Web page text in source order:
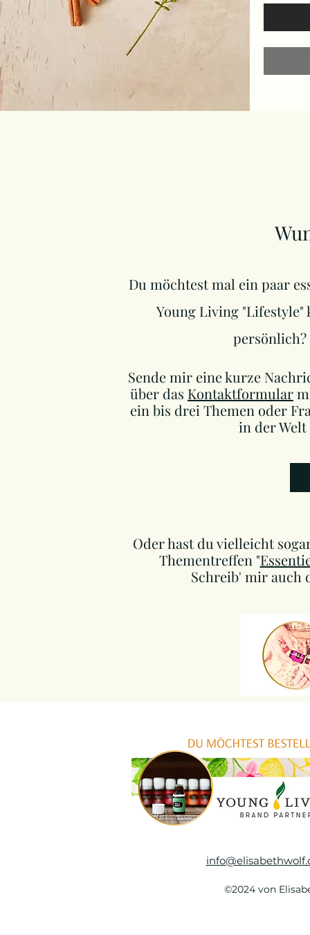
Du möchtest mal ein paar
Young Living
persönlich?
Sende mir eine kurze
über das Kontaktformular
ein bis drei Themen oder
in der
Oder hast du vielleicht
Thementreffen "
Schreib' mir auch
©2024 von